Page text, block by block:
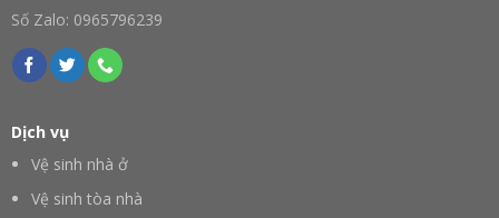
Số Zalo: 0965796239
Dịch vụ
Vệ sinh nhà ở
Vệ sinh tòa nhà